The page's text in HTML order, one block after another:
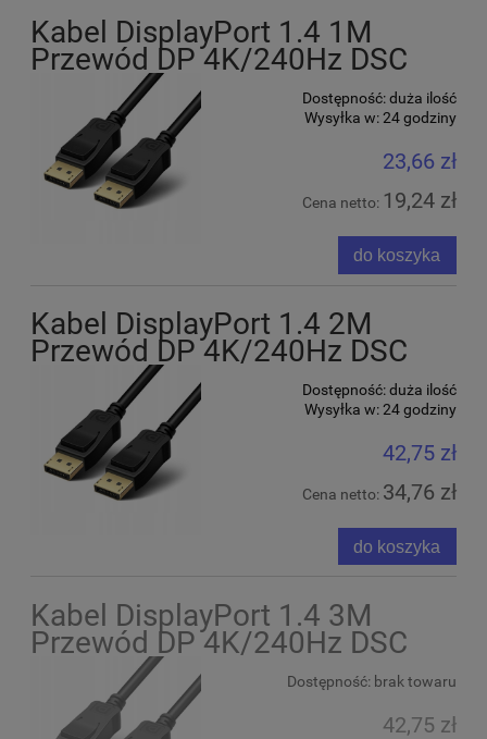
Kabel DisplayPort 1.4 1M
Przewód DP 4K/240Hz DSC
Dostępność:duża ilość
Wysyłka w:24 godziny
23,66 zł
Cena netto: 19,24 zł
do koszyka
Kabel DisplayPort 1.4 2M
Przewód DP 4K/240Hz DSC
Dostępność:duża ilość
Wysyłka w:24 godziny
42,75 zł
Cena netto: 34,76 zł
do koszyka
Kabel DisplayPort 1.4 3M
Przewód DP 4K/240Hz DSC
Dostępność: brak towaru
42,75 zł